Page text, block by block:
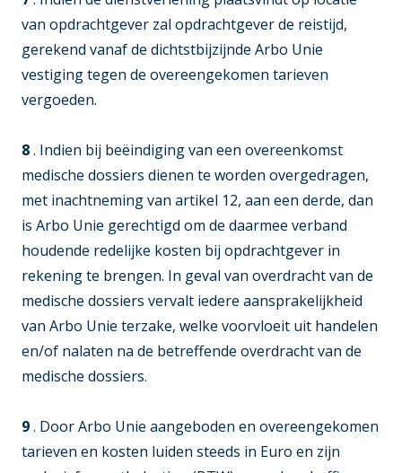
van opdrachtgever zal opdrachtgever de reistijd,
gerekend vanaf de dichtstbijzijnde Arbo Unie
vestiging tegen de overeengekomen tarieven
vergoeden.
8. Indien bij beëindiging van een overeenkomst
medische dossiers dienen te worden overgedragen,
met inachtneming van artikel 12, aan een derde, dan
is Arbo Unie gerechtigd om de daarmee verband
houdende redelijke kosten bij opdrachtgever in
rekening te brengen. In geval van overdracht van de
medische dossiers vervalt iedere aansprakelijkheid
van Arbo Unie terzake, welke voorvloeit uit handelen
en/of nalaten na de betreffende overdracht van de
medische dossiers.
9. Door Arbo Unie aangeboden en overeengekomen
tarieven en kosten luiden steeds in Euro en zijn